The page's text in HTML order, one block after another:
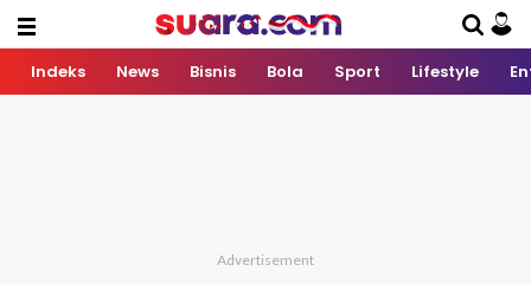
Indeks News Bisnis Bola Sport Lifestyle